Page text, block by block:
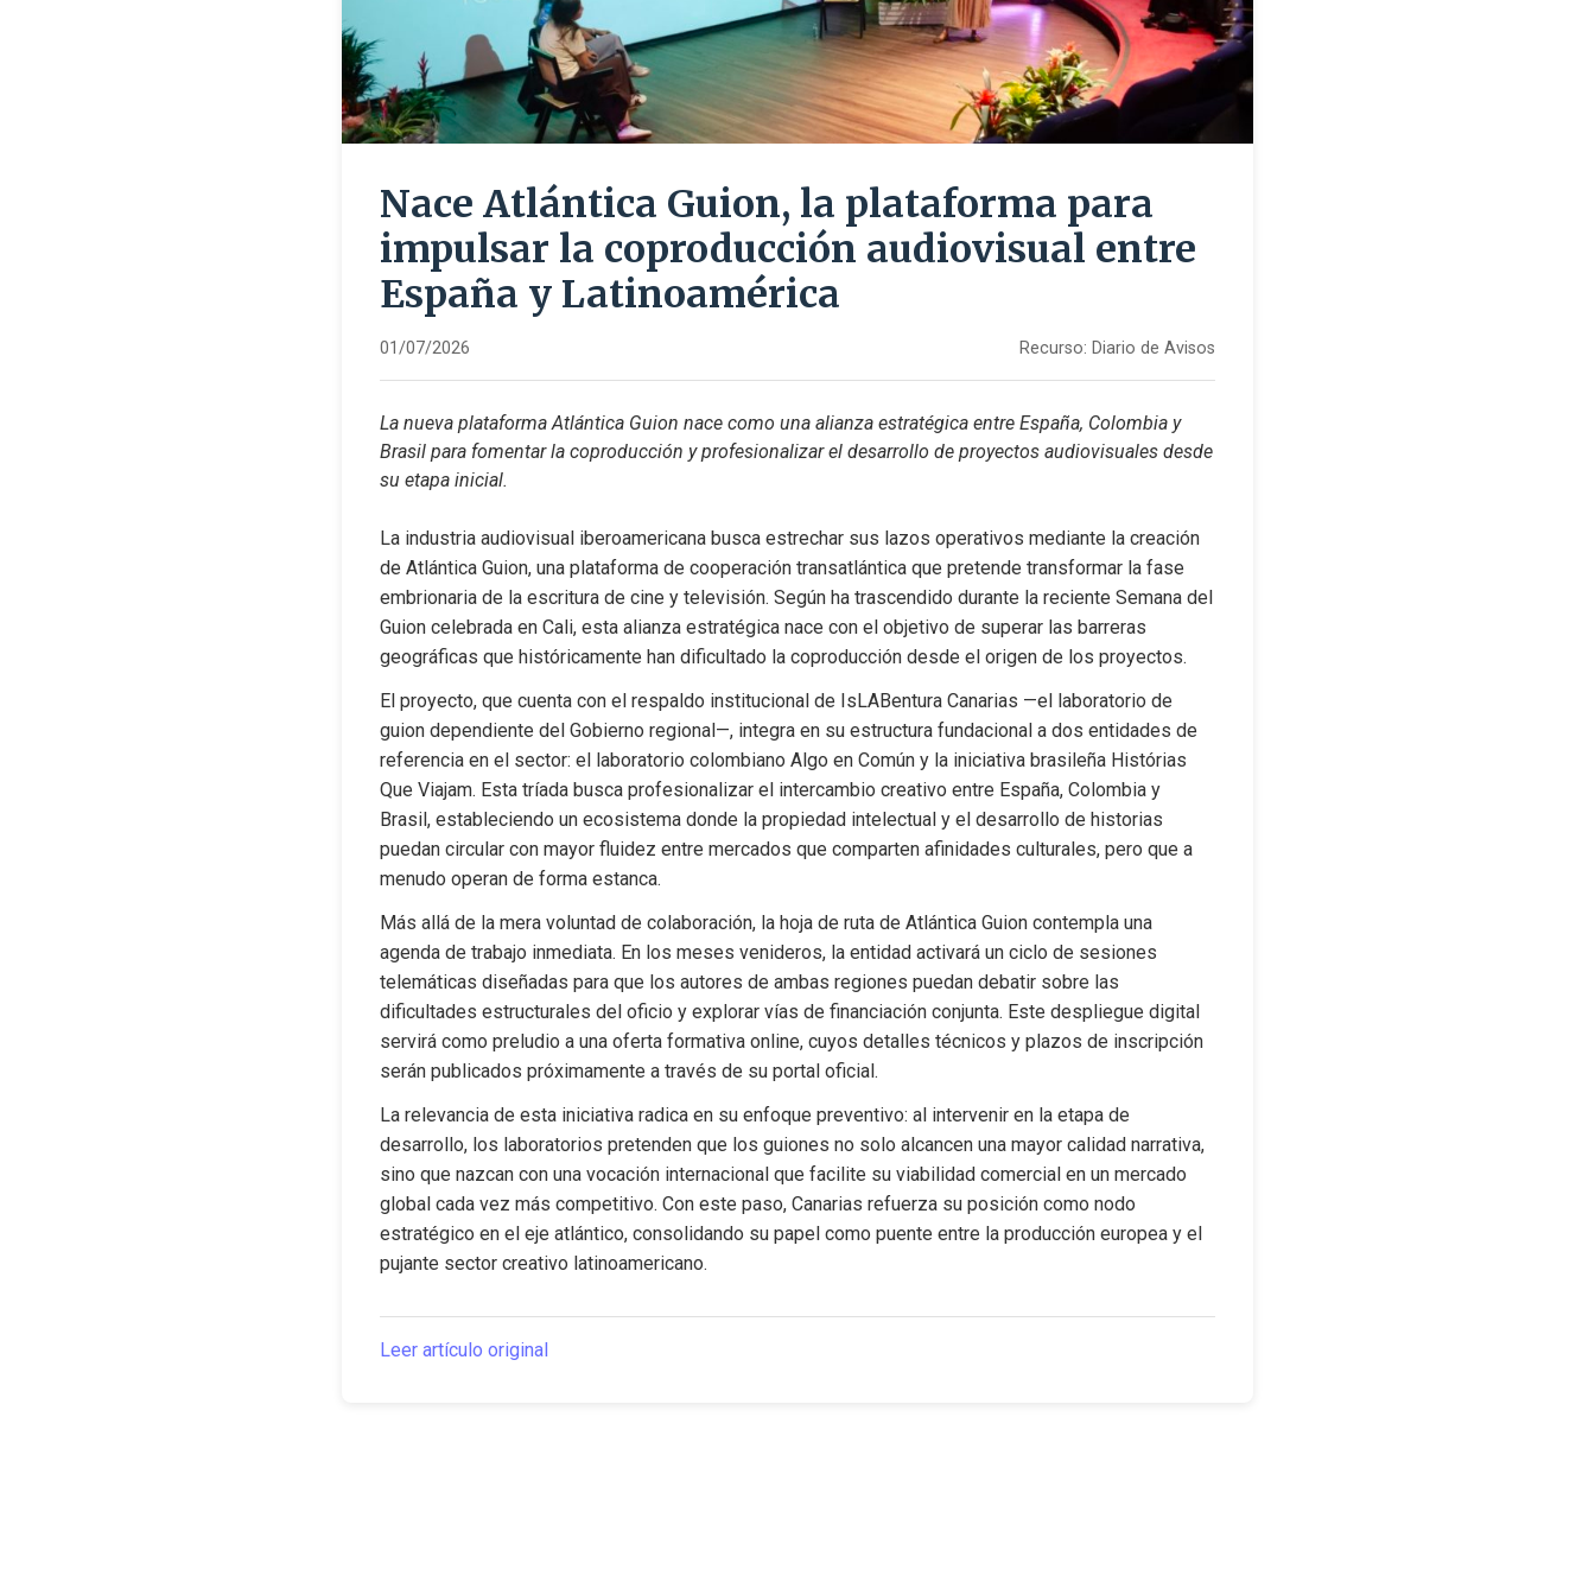
Nace Atlántica Guion, la plataforma para
impulsar la coproducción audiovisual entre
España y Latinoamérica
01/07/2026 Recurso: Diario de Avisos
La nueva plataforma Atlántica Guion nace como una alianza estratégica entre España, Colombia y
Brasil para fomentar la coproducción y profesionalizar el desarrollo de proyectos audiovisuales desde
su etapa inicial.
La industria audiovisual iberoamericana busca estrechar sus lazos operativos mediante la creación
de Atlántica Guion, una plataforma de cooperación transatlántica que pretende transformar la fase
embrionaria de la escritura de cine y televisión. Según ha trascendido durante la reciente Semana del
Guion celebrada en Cali, esta alianza estratégica nace con el objetivo de superar las barreras
geográficas que históricamente han dificultado la coproducción desde el origen de los proyectos.
El proyecto, que cuenta con el respaldo institucional de IsLABentura Canarias —el laboratorio de
guion dependiente del Gobierno regional—, integra en su estructura fundacional a dos entidades de
referencia en el sector: el laboratorio colombiano Algo en Común y la iniciativa brasileña Histórias
Que Viajam. Esta tríada busca profesionalizar el intercambio creativo entre España, Colombia y
Brasil, estableciendo un ecosistema donde la propiedad intelectual y el desarrollo de historias
puedan circular con mayor fluidez entre mercados que comparten afinidades culturales, pero que a
menudo operan de forma estanca.
Más allá de la mera voluntad de colaboración, la hoja de ruta de Atlántica Guion contempla una
agenda de trabajo inmediata. En los meses venideros, la entidad activará un ciclo de sesiones
telemáticas diseñadas para que los autores de ambas regiones puedan debatir sobre las
dificultades estructurales del oficio y explorar vías de financiación conjunta. Este despliegue digital
servirá como preludio a una oferta formativa online, cuyos detalles técnicos y plazos de inscripción
serán publicados próximamente a través de su portal oficial.
La relevancia de esta iniciativa radica en su enfoque preventivo: al intervenir en la etapa de
desarrollo, los laboratorios pretenden que los guiones no solo alcancen una mayor calidad narrativa,
sino que nazcan con una vocación internacional que facilite su viabilidad comercial en un mercado
global cada vez más competitivo. Con este paso, Canarias refuerza su posición como nodo
estratégico en el eje atlántico, consolidando su papel como puente entre la producción europea y el
pujante sector creativo latinoamericano.
Leer artículo original